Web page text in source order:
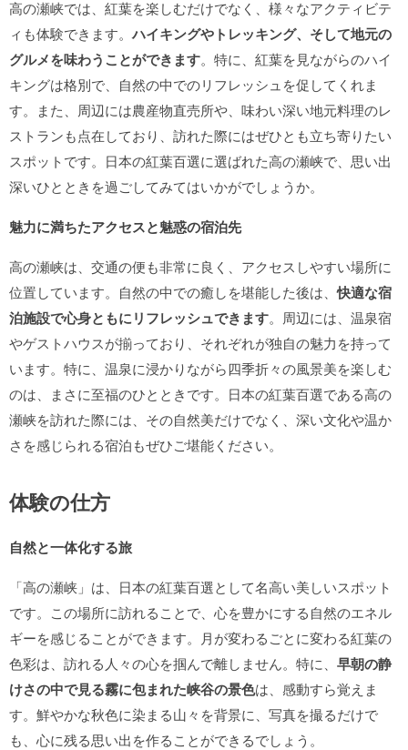
高の瀬峡では、紅葉を楽しむだけでなく、様々なアクティビテ
ィも体験できます。ハイキングやトレッキング、そして地元の
グルメを味わうことができます。特に、紅葉を見ながらのハイ
キングは格別で、自然の中でのリフレッシュを促してくれま
す。また、周辺には農産物直売所や、味わい深い地元料理のレ
ストランも点在しており、訪れた際にはぜひとも立ち寄りたい
スポットです。日本の紅葉百選に選ばれた高の瀬峡で、思い出
深いひとときを過ごしてみてはいかがでしょうか。
魅力に満ちたアクセスと魅惑の宿泊先
高の瀬峡は、交通の便も非常に良く、アクセスしやすい場所に
位置しています。自然の中での癒しを堪能した後は、快適な宿
泊施設で心身ともにリフレッシュできます。周辺には、温泉宿
やゲストハウスが揃っており、それぞれが独自の魅力を持って
います。特に、温泉に浸かりながら四季折々の風景美を楽しむ
のは、まさに至福のひとときです。日本の紅葉百選である高の
瀬峡を訪れた際には、その自然美だけでなく、深い文化や温か
さを感じられる宿泊もぜひご堪能ください。
体験の仕方
自然と一体化する旅
「高の瀬峡」は、日本の紅葉百選として名高い美しいスポット
です。この場所に訪れることで、心を豊かにする自然のエネル
ギーを感じることができます。月が変わるごとに変わる紅葉の
色彩は、訪れる人々の心を掴んで離しません。特に、 早朝の静
けさの中で見る霧に包まれた峡谷の景色は、感動すら覚えま
す。鮮やかな秋色に染まる山々を背景に、写真を撮るだけで
も、心に残る思い出を作ることができるでしょう。